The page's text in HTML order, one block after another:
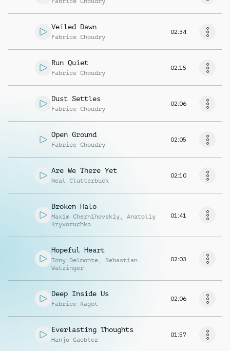
Veiled Dawn
Fabrice Choudry
02:34
Run Quiet
Fabrice Choudry
02:15
Dust Settles
Fabrice Choudry
02:06
Open Ground
Fabrice Choudry
02:05
Are We There Yet
Neal Clutterbuck
02:10
Broken Halo
Maxim Chernihovskiy , Anatoliy
Kryvoruchko
01:41
Hopeful Heart
Tony Delmonte , Sebastian
Watzinger
02:03
Deep Inside Us
Fabrice Ragot
02:06
Everlasting Thoughts
Hanjo Gaebler
01:57